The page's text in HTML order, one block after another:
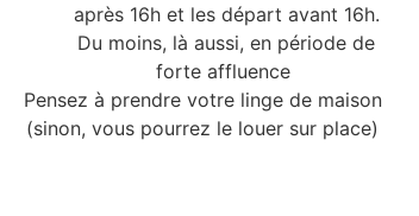
après 16h et les départ avant 16h.
Du moins, là aussi, en période de
forte affluence
Pensez à prendre votre linge de maison
(sinon, vous pourrez le louer sur place)